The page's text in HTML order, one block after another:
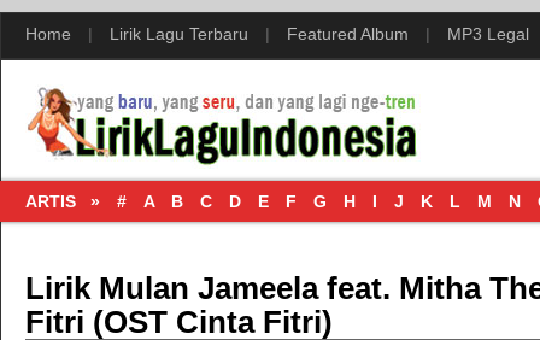
Home | Lirik Lagu Terbaru | Featured Album | MP3 Legal
ARTIS » # A B C D E F G H I J K L M N
Lirik Mulan Jameela feat. Mitha
Fitri (OST Cinta Fitri)